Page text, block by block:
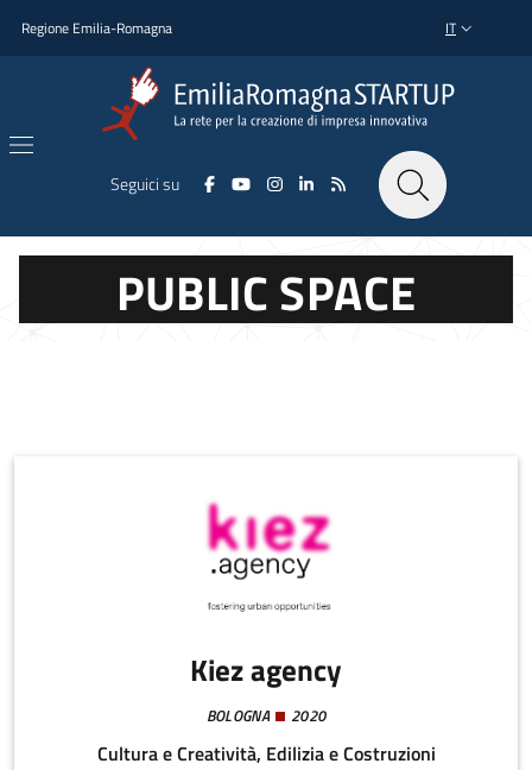
Regione Emilia-Romagna SELETTORE
IT
Seguici su
PUBLIC SPACE
Kiez agency
BOLOGNA 2020
Cultura e Creatività, Edilizia e Costruzioni